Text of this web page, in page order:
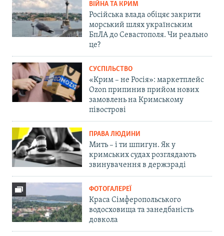
ВІЙНА ТА КРИМ
Російська влада обіцяє закрити
морський шлях українським
БпЛА до Севастополя. Чи реально
це?
СУСПІЛЬСТВО
«Крим – не Росія»: маркетплейс
Ozon припинив прийом нових
замовлень на Кримському
півострові
ПРАВА ЛЮДИНИ
Мить – і ти шпигун. Як у
кримських судах розглядають
звинувачення в держзраді
ФОТОГАЛЕРЕЇ
Краса Сімферопольського
водосховища та занедбаність
довкола